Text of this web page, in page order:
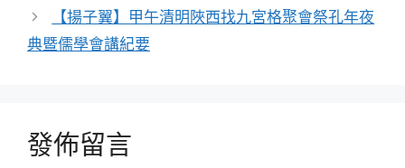
【揚子翼】甲午清明陜西找九宮格聚會祭孔年夜
典暨儒學會講紀要
發佈留言